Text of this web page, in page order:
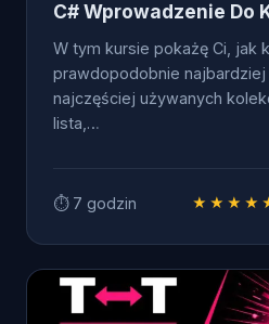
C# Wprowadzenie Do
W tym kursie pokażę Ci, jak
prawdopodobnie najbardziej
najczęściej używanych
lista,…
⏱ 7 godzin
OD ZERA DO .NET